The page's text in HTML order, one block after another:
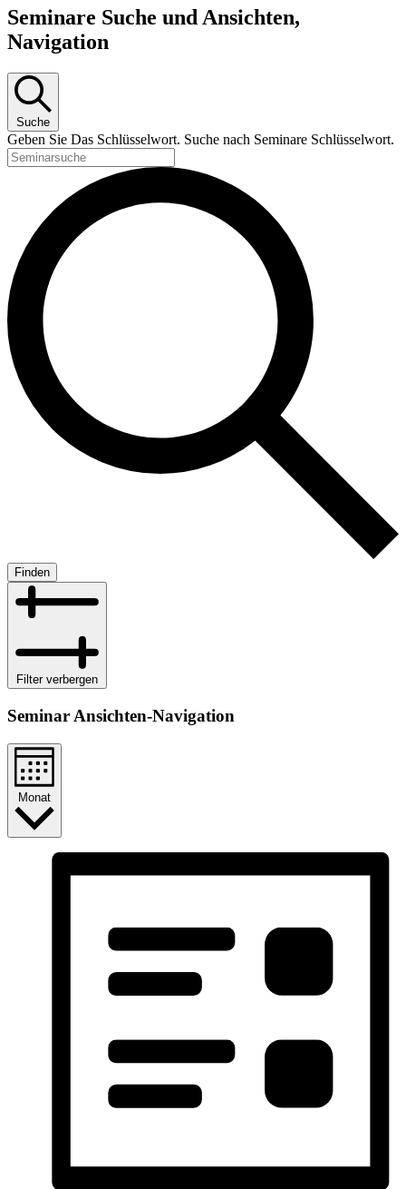
Seminare Suche und Ansichten,
Navigation
Suche
Geben Sie Das Schlüsselwort. Suche nach Seminare Schlüsselwort.
Finden
Filter verbergen
Seminar Ansichten-Navigation
Monat